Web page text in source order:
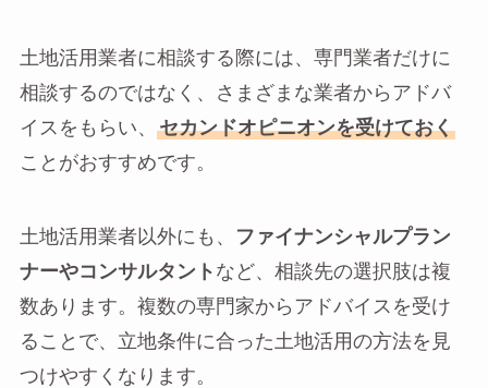
土地活用業者に相談する際には、専門業者だけに
相談するのではなく、さまざまな業者からアドバ
イスをもらい、
セカンドオピニオンを受けておく
ことがおすすめです。
土地活用業者以外にも、
ファイナンシャルプラン
ナーやコンサルタント など、相談先の選択肢は複
数あります。複数の専門家からアドバイスを受け
ることで、立地条件に合った土地活用の方法を見
つけやすくなります。